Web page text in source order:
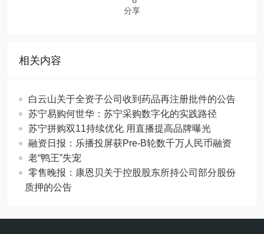
分享
相关内容
白云山关于全资子公司收到药品再注册批件的公告
苏宁易购何世华：苏宁采购数字化的实践路径
苏宁拼购双11持续优化 用直播提高品牌曝光
融资日报：乐播投屏获Pre-B轮数千万人民币融资
老“鸭王”失宠
零售晚报：康恩贝关于控股股东所持公司部分股份
质押的公告